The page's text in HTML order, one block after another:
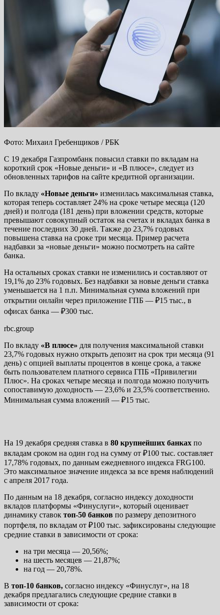
Фото: Михаил Гребенщиков / РБК
С 19 декабря Газпромбанк повысил ставки по вкладам на
короткий срок «Новые деньги» и «В плюсе», следует из
обновленных тарифов на сайте кредитной организации.
По вкладу «Новые деньги» изменилась максимальная ставка,
которая теперь составляет 24% на сроке четыре месяца (120
дней) и полгода (181 день) при вложении средств, которые
превышают совокупный остаток на счетах и вкладах банка в
течение последних 30 дней. Также до 23,7% годовых
повышена ставка на сроке три месяца. Пример расчета
надбавки за «новые деньги» можно посмотреть на сайте
банка.
На остальных сроках ставки не изменились и составляют от
19,1% до 23% годовых. Без надбавки за новые деньги ставка
уменьшается на 1 п.п. Минимальная сумма вложений при
открытии онлайн через приложение ГПБ — ₽15 тыс., в
офисах банка — ₽300 тыс.
rbc.group
По вкладу «В плюсе» для получения максимальной ставки
23,7% годовых нужно открыть депозит на срок три месяца (91
день) с опцией выплаты процентов в конце срока, а также
быть пользователем платного сервиса ГПБ «Привилегии
Плюс». На сроках четыре месяца и полгода можно получить
сопоставимую доходность — 23,6% и 23,5% соответственно.
Минимальная сумма вложений — ₽15 тыс.
На 19 декабря средняя ставка в 80 крупнейших банках по
вкладам сроком на один год на сумму от ₽100 тыс. составляет
17,78% годовых, по данным ежедневного индекса FRG100.
Это максимальное значение индекса за все время наблюдений
с апреля 2017 года.
По данным на 18 декабря, согласно индексу доходности
вкладов платформы «Финуслуги», который оценивает
динамику ставок топ-50 банков по размеру депозитного
портфеля, по вкладам от ₽100 тыс. зафиксированы следующие
средние ставки в зависимости от срока:
на три месяца — 20,56%;
на шесть месяцев — 21,87%;
на год — 20,78%.
В топ-10 банков, согласно индексу «Финуслуг», на 18
декабря предлагались следующие средние ставки в
зависимости от срока: